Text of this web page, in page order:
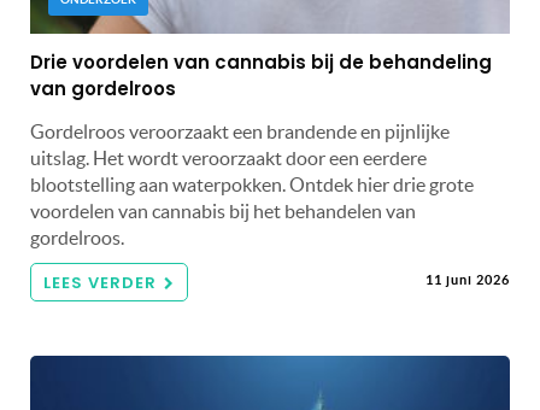
Drie voordelen van cannabis bij de behandeling
van gordelroos
Gordelroos veroorzaakt een brandende en pijnlijke
uitslag. Het wordt veroorzaakt door een eerdere
blootstelling aan waterpokken. Ontdek hier drie grote
voordelen van cannabis bij het behandelen van
gordelroos.
LEES VERDER 11 juni 2026